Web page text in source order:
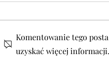
DANIE DNIA w środę 05.08
Komentowanie tego
uzyskać więcej informacji.